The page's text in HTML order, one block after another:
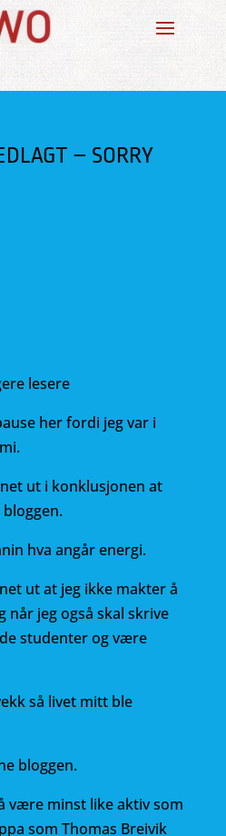
– SORRY
lesere
her fordi jeg var i
ut i konklusjonen at
hva angår energi.
ut at jeg ikke makter å
når jeg også skal skrive
studenter og være
så livet mitt ble
bloggen.
være minst like aktiv som
som Thomas Breivik